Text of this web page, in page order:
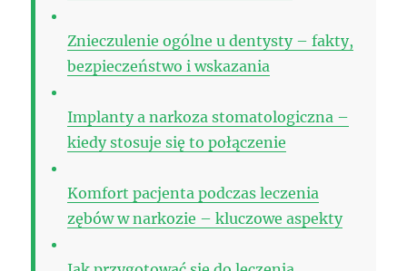
Znieczulenie ogólne u dentysty – fakty,
bezpieczeństwo i wskazania
Implanty a narkoza stomatologiczna –
kiedy stosuje się to połączenie
Komfort pacjenta podczas leczenia
zębów w narkozie – kluczowe aspekty